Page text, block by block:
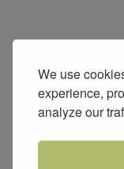
We use
experience,
analyze our
Chcel by si